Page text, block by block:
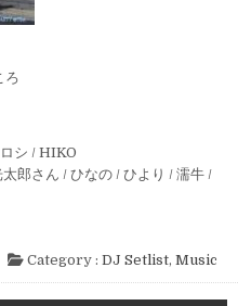
ろ
シ / HIKO
郎さん / ひなの / ひより / 濡牛 /
Category : DJ Setlist, Music